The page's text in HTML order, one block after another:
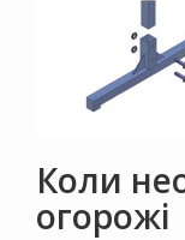
Коли
огорожі